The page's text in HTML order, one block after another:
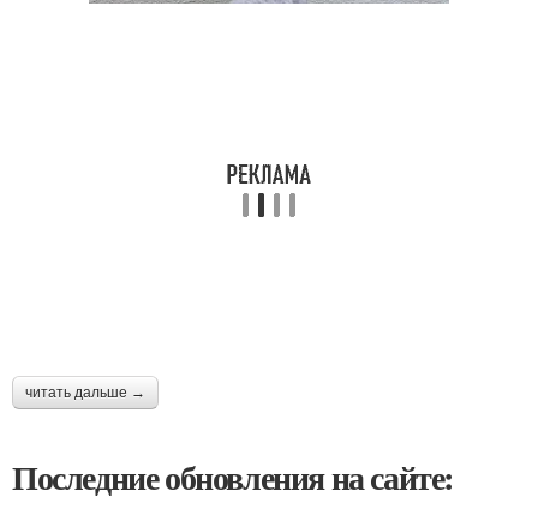
читать дальше →
Последние обновления на сайте: